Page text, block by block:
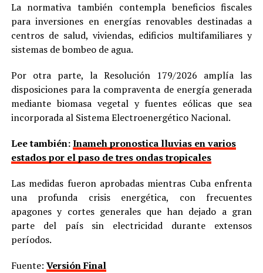
La normativa también contempla beneficios fiscales
para inversiones en energías renovables destinadas a
centros de salud, viviendas, edificios multifamiliares y
sistemas de bombeo de agua.
Por otra parte, la Resolución 179/2026 amplía las
disposiciones para la compraventa de energía generada
mediante biomasa vegetal y fuentes eólicas que sea
incorporada al Sistema Electroenergético Nacional.
Lee también:Inameh pronostica lluvias en varios
estados por el paso de tres ondas tropicales
Las medidas fueron aprobadas mientras Cuba enfrenta
una profunda crisis energética, con frecuentes
apagones y cortes generales que han dejado a gran
parte del país sin electricidad durante extensos
períodos.
Fuente: Versión Final